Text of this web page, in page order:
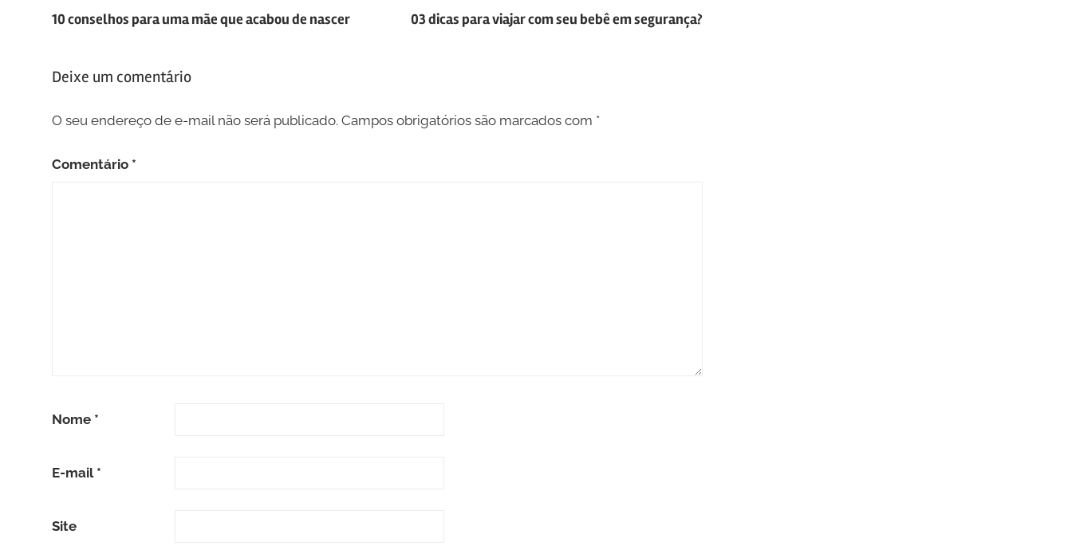
de
10 conselhos para uma mãe que acabou de nascer 03 dicas para viajar com seu bebê em segurança?
Deixe um comentário
O seu endereço de e-mail não será publicado. Campos obrigatórios são marcados com *
Comentário *
Nome *
E-mail *
Site